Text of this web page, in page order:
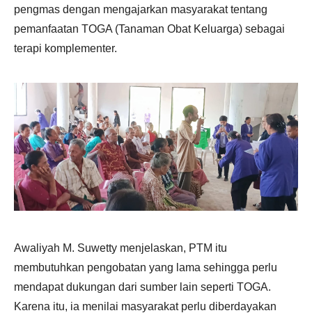
pengmas dengan mengajarkan masyarakat tentang
pemanfaatan TOGA (Tanaman Obat Keluarga) sebagai
terapi komplementer.
Awaliyah M. Suwetty menjelaskan, PTM itu
membutuhkan pengobatan yang lama sehingga perlu
mendapat dukungan dari sumber lain seperti TOGA.
Karena itu, ia menilai masyarakat perlu diberdayakan